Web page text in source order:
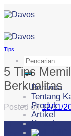
to
Pencarian
untuk:
Beranda
Tentang
Produk
Artikel
Kontak
Tips
5 Tips
Berkualitas
Posted on12/11/